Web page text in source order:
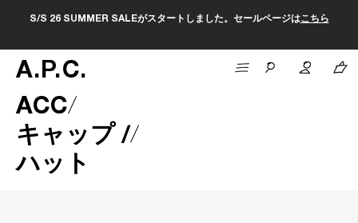
S/S 26 SUMMER SALEがスタートしました。セールページはこちら
A.P.C.
ACC
キャップ /
ハット